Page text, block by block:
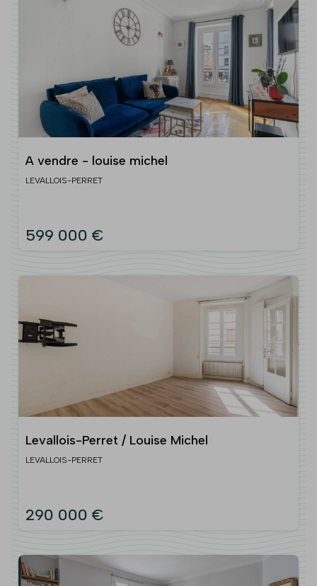
A vendre - louise michel
LEVALLOIS-PERRET
599 000 €
Levallois-Perret / Louise Michel
LEVALLOIS-PERRET
290 000 €